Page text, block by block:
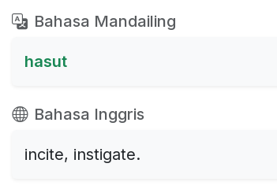
Bahasa Mandailing
hasut
Bahasa Inggris
incite, instigate.